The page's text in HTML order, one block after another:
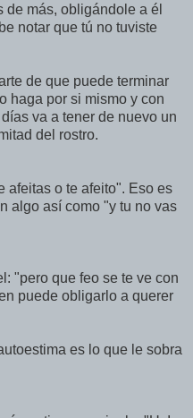
de más, obligándole a él
notar que tú no tuviste
de que puede terminar
haga por si mismo y con
va a tener de nuevo un
del rostro.
afeitas o te afeito". Eso es
algo así como "y tu no vas
"pero que feo se te ve con
puede obligarlo a querer
es lo que le sobra